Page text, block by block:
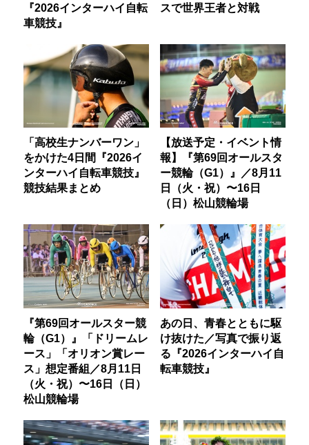
『2026インターハイ自転
車競技』
スで世界王者と対戦
「高校生ナンバーワン」
をかけた4日間『2026イ
ンターハイ自転車競技』
競技結果まとめ
【放送予定・イベント情
報】『第69回オールスタ
ー競輪（G1）』／8月11
日（火・祝）〜16日
（日）松山競輪場
『第69回オールスター競
輪（G1）』「ドリームレ
ース」「オリオン賞レー
ス」想定番組／8月11日
（火・祝）〜16日（日）
松山競輪場
あの日、青春とともに駆
け抜けた／写真で振り返
る『2026インターハイ自
転車競技』